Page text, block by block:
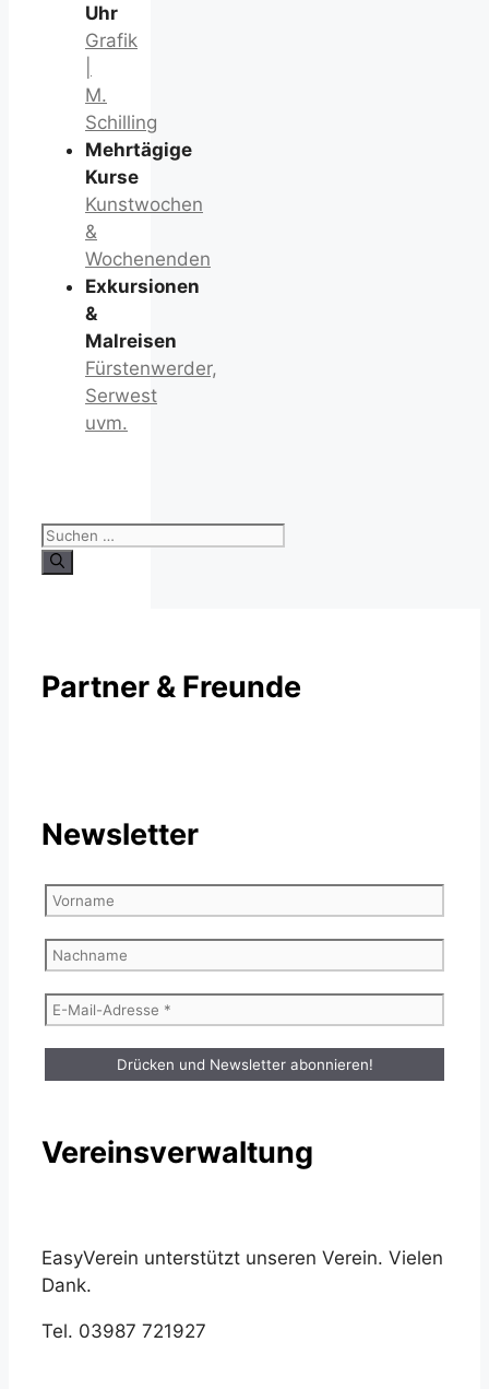
Uhr
Grafik
M.
Schilling
Mehrtägige
Kurse
Kunstwochen
&
Wochenenden
Exkursionen
&
Malreisen
Fürstenwerder,
Serwest
uvm.
Suchen
nach:
Partner & Freunde
Newsletter
Vereinsverwaltung
EasyVerein unterstützt unseren Verein. Vielen
Dank.
Tel. 03987 721927